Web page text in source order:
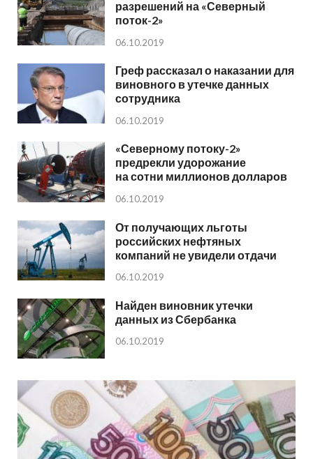
разрешений на «Северный
поток-2»
06.10.2019
Греф рассказал о наказании для
виновного в утечке данных
сотрудника
06.10.2019
«Северному потоку-2»
предрекли удорожание
на сотни миллионов долларов
06.10.2019
От получающих льготы
российских нефтяных
компаний не увидели отдачи
06.10.2019
Найден виновник утечки
данных из Сбербанка
06.10.2019